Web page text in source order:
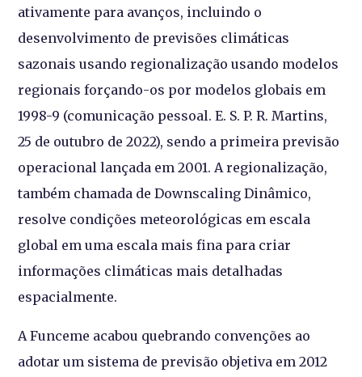
ativamente para avanços, incluindo o
desenvolvimento de previsões climáticas
sazonais usando regionalização usando modelos
regionais forçando-os por modelos globais em
1998-9 (comunicação pessoal. E. S. P. R. Martins,
25 de outubro de 2022), sendo a primeira previsão
operacional lançada em 2001. A regionalização,
também chamada de Downscaling Dinâmico,
resolve condições meteorológicas em escala
global em uma escala mais fina para criar
informações climáticas mais detalhadas
espacialmente.
A Funceme acabou quebrando convenções ao
adotar um sistema de previsão objetiva em 2012